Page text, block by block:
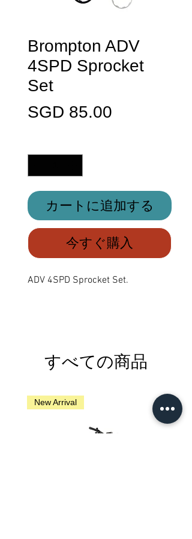
Brompton ADV
4SPD Sprocket
Set
SGD 85.00
カートに追加する
今すぐ購入
ADV 4SPD Sprocket Set.
すべての商品
New Arrival New